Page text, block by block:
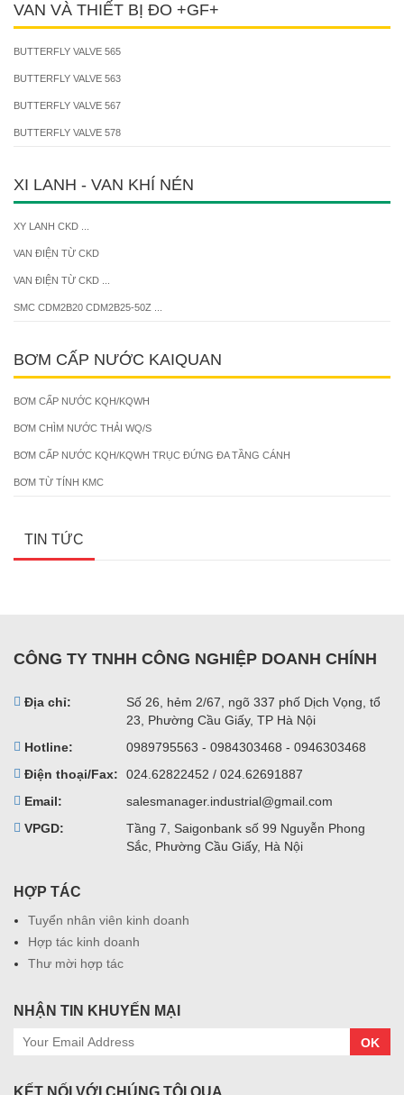
VAN VÀ THIẾT BỊ ĐO +GF+
BUTTERFLY VALVE 565
BUTTERFLY VALVE 563
BUTTERFLY VALVE 567
BUTTERFLY VALVE 578
XI LANH - VAN KHÍ NÉN
XY LANH CKD ...
VAN ĐIỆN TỪ CKD
VAN ĐIỆN TỪ CKD ...
SMC CDM2B20 CDM2B25-50Z ...
BƠM CẤP NƯỚC KAIQUAN
BƠM CẤP NƯỚC KQH/KQWH
BƠM CHÌM NƯỚC THẢI WQ/S
BƠM CẤP NƯỚC KQH/KQWH TRỤC ĐỨNG ĐA TẦNG CÁNH
BƠM TỪ TÍNH KMC
TIN TỨC
CÔNG TY TNHH CÔNG NGHIỆP DOANH CHÍNH
Địa chỉ:
Số 26, hẻm 2/67, ngõ 337 phố Dịch Vọng, tổ
23, Phường Cầu Giấy, TP Hà Nội
Hotline:
0989795563 - 0984303468 - 0946303468
Điện thoại/Fax:
024.62822452 / 024.62691887
Email:
salesmanager.industrial@gmail.com
VPGD:
Tầng 7, Saigonbank số 99 Nguyễn Phong
Sắc, Phường Cầu Giấy, Hà Nội
HỢP TÁC
Tuyển nhân viên kinh doanh
Hợp tác kinh doanh
Thư mời hợp tác
NHẬN TIN KHUYẾN MẠI
OK